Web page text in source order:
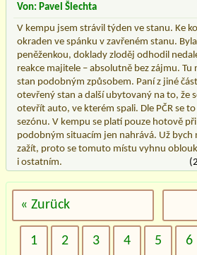
Von: Pavel Šlechta
V kempu jsem strávil týden ve stanu. Ke
okraden ve spánku v zavřeném stanu.
peněženkou, doklady zloděj odhodil
reakce majitele – absolutně bez zájmu. Tu
stan podobným způsobem. Paní z jiné
otevřený stan a další ubytovaný na to, že
otevřít auto, ve kterém spali. Dle PČR se
sezónu. V kempu se platí pouze hotově
podobným situacím jen nahrává. Už bych
zažít, proto se tomuto místu vyhnu
i ostatním.
« Zurück
1 2 3 4 5 6